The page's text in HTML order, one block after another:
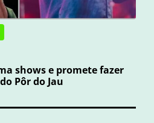
shows e promete fazer
Pôr do Jau